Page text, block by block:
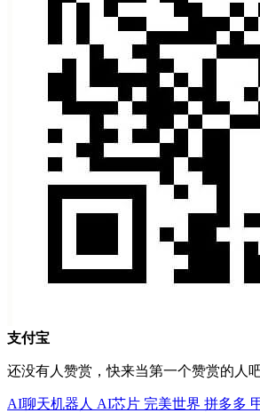
支付宝
还没有人赞赏，快来当第一个赞赏的人吧
AI聊天机器人 AI芯片 完美世界 拼多多